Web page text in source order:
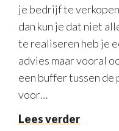
je bedrijf te
dan kun je dat niet
te realiseren heb je
advies maar vooral
een buffer tussen
voor…
Lees verder